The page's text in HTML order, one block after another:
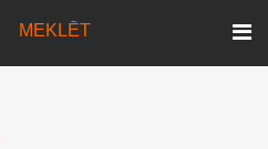
MEKLĒT